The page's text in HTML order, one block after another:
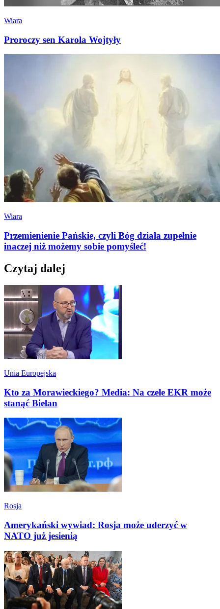
Wiara
Proroczy sen Karola Wojtyły
Wiara
Przemienienie Pańskie, czyli Bóg działa zupełnie
inaczej niż możemy sobie pomyśleć!
Czytaj dalej
Unia Europejska
Kto za Morawieckiego? Media: Na czele EKR może
stanąć Bielan
Rosja
Amerykański wywiad: Rosja może uderzyć w
NATO już jesienią